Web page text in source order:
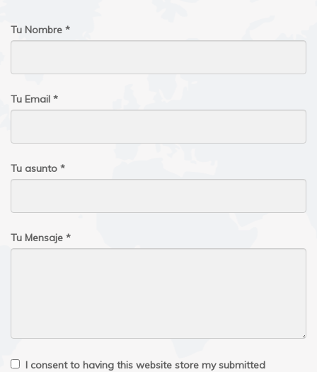
Tu Nombre *
Tu Email *
Tu asunto *
Tu Mensaje *
I consent to having this website store my submitted